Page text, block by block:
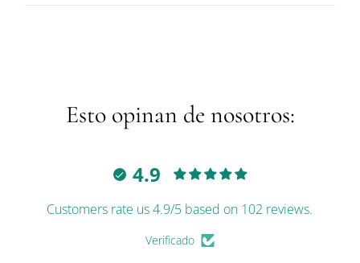
Esto opinan de nosotros:
4.9
Customers rate us 4.9/5 based on 102 reviews.
Verificado